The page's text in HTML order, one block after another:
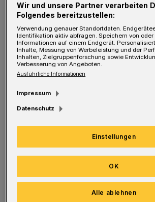
entspricht nun den
ist geringfügig länger als die
rund vier Meter zu kurz war.
Im Rahmen der Sanierung
Dreisprunganlage erweitert. Sie
voraussichtlich auch in dieser
Betrieb genommen. Zusätzlich
zwei wettkampfgerechte
Wir und unsere Partner verarbeiten
Folgendes bereitzustellen:
Verwendung genauer Standortdaten.
Identifikation aktiv abfragen. Speichern von
Informationen auf einem Endgerät.
Inhalte, Messung von Werbeleistung und der
Inhalten, Zielgruppenforschung sowie
Verbesserung von Angeboten.
Ausführliche Informationen
Impressum
Datenschutz
Einstellungen
Alle ablehnen
OK